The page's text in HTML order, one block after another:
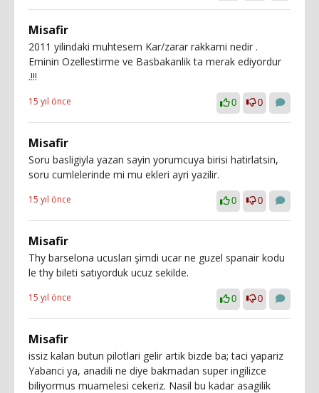
Misafir
2011 yilindaki muhtesem Kar/zarar rakkami nedir .
Eminin Ozellestirme ve Basbakanlik ta merak ediyordur
.!!!
15 yıl önce 0 0
Misafir
Soru basligiyla yazan sayin yorumcuya birisi hatirlatsin,
soru cumlelerinde mi mu ekleri ayri yazilir.
15 yıl önce 0 0
Misafir
Thy barselona ucusları şimdi ucar ne guzel spanair kodu
le thy bileti satıyorduk ucuz sekilde.
15 yıl önce 0 0
Misafir
issiz kalan butun pilotlari gelir artik bizde ba; taci yapariz
Yabanci ya, anadili ne diye bakmadan super ingilizce
biliyormus muamelesi cekeriz. Nasil bu kadar asagilik